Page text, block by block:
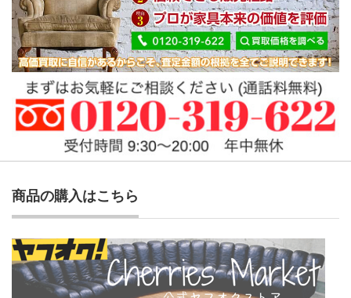
商品の購入はこちら